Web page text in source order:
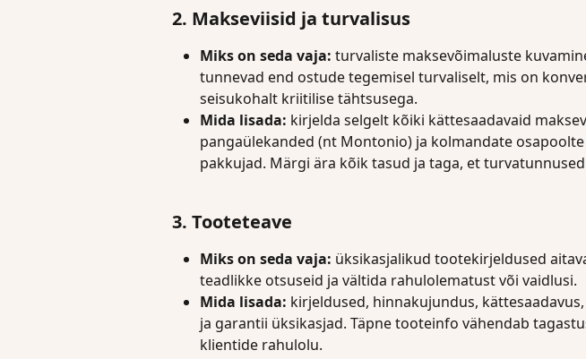
2. Makseviisid ja turvalisus
Miks on seda vaja: turvaliste maksevõimaluste
tunnevad end ostude tegemisel turvaliselt, mis on
seisukohalt kriitilise tähtsusega.
Mida lisada: kirjelda selgelt kõiki kättesaadavaid
pangaülekanded (nt Montonio) ja kolmandate
pakkujad. Märgi ära kõik tasud ja taga, et turvatunnused
3. Tooteteave
Miks on seda vaja: üksikasjalikud tootekirjeldused
teadlikke otsuseid ja vältida rahulolematust või vaidlusi.
Mida lisada: kirjeldused, hinnakujundus,
ja garantii üksikasjad. Täpne tooteinfo vähendab
klientide rahulolu.